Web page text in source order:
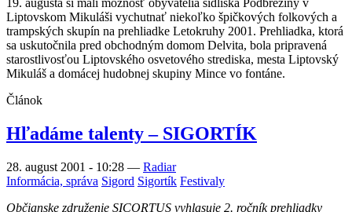
Liptovskom Mikuláši vychutnať niekoľko špičkových folkových a
trampských skupín na prehliadke Letokruhy 2001. Prehliadka, ktorá
sa uskutočnila pred obchodným domom Delvita, bola pripravená
starostlivosťou Liptovského osvetového strediska, mesta Liptovský
Mikuláš a domácej hudobnej skupiny Mince vo fontáne.
Článok
Hľadáme talenty – SIGORTÍK
28. august 2001 - 10:28 — Radiar
Informácia, správa Sigord Sigortík Festivaly
Občianske združenie SICORTUS vyhlasuje 2. ročník prehliadky